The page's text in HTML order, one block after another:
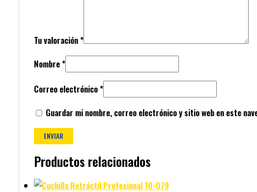
Tu valoración*
Nombre*
Correo electrónico*
Guardar mi nombre, correo electrónico y sitio web en este
Productos relacionados